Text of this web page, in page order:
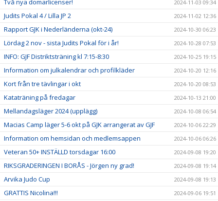
2024-11-03 09:34
Judits Pokal 4 / Lilla JP 2 2024-11-02 12:36
Rapport GJK i Nederländerna (okt-24) 2024-10-30 06:23
Lördag 2 nov - sista Judits Pokal för i år! 2024-10-28 07:53
INFO: GJF Distriktsträning kl 7:15-8:30 2024-10-25 19:15
Information om julkalendrar och profilkläder 2024-10-20 12:16
Kort från tre tävlingar i okt 2024-10-20 08:53
Kataträning på fredagar 2024-10-13 21:00
Mellandagsläger 2024 (upplägg) 2024-10-08 06:54
Macias Camp läger 5-6 okt på GJK arrangerat av GJF 2024-10-06 22:29
Information om hemsidan och medlemsappen 2024-10-06 06:26
Veteran 50+ INSTÄLLD torsdagar 16:00 2024-09-08 19:20
RIKSGRADERINGEN I BORÅS - Jörgen ny grad! 2024-09-08 19:14
Arvika Judo Cup 2024-09-08 19:13
GRATTIS Nicolina!!! 2024-09-06 19:51